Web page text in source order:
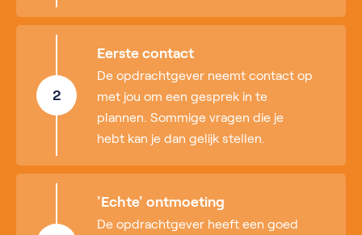
2
Eerste contact
De opdrachtgever neemt contact op
met jou om een gesprek in te
plannen. Sommige vragen die je
hebt kan je dan gelijk stellen.
'Echte' ontmoeting
De opdrachtgever heeft een goed